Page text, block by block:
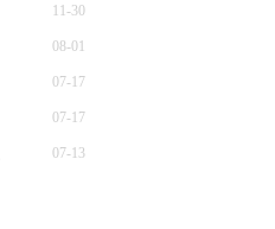
11-30
08-01
07-17
07-17
07-13